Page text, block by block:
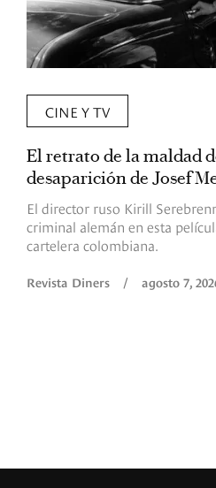
CINE Y TV
El retrato de la maldad
desaparición de Josef
El director ruso Kirill
criminal alemán en esta
cartelera colombiana.
Revista Diners / agosto 7,